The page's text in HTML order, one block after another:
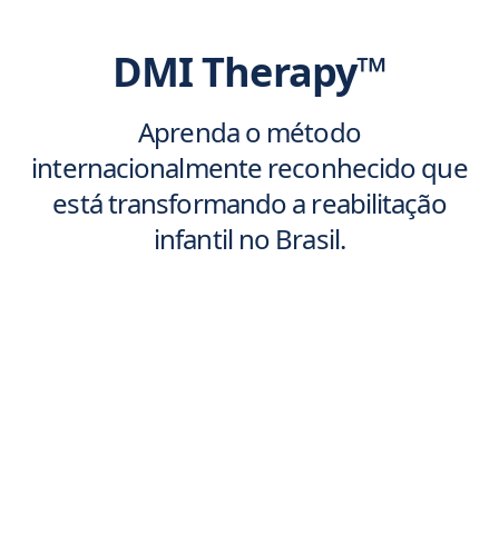
DMI Therapy™
Aprenda o método
internacionalmente reconhecido que
está transformando a reabilitação
infantil no Brasil.